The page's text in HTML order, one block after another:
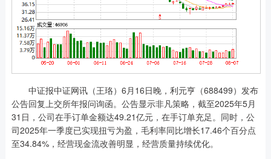
中证报中证网讯（王珞）6月16日晚，利元亨（688499）发布
公告回复上交所年报问询函。公告显示非凡策略，截至2025年5月
31日，公司在手订单金额达49.21亿元，在手订单充足。同时，公
司2025年一季度已实现扭亏为盈，毛利率同比增长17.46个百分点
至34.84%，经营现金流改善明显，经营质量持续优化。